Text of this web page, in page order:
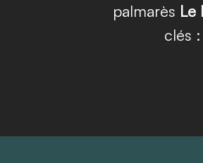
palmarès Le
clés